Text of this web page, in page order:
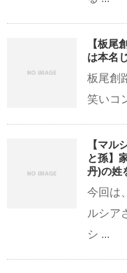
【板尾
は本名
板尾創
笑いコ
【マル
と孫】
丹)の姓
今回は
ルシア
シ ...